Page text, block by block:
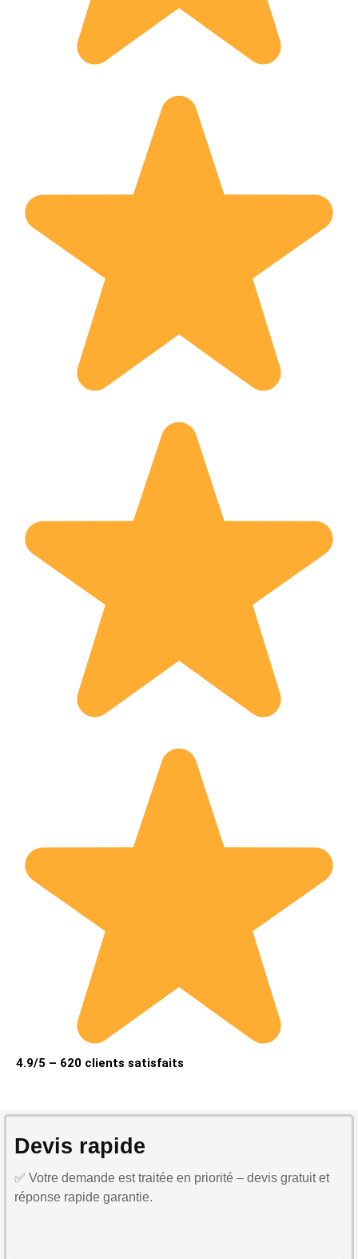
4.9/5 – 620 clients satisfaits
Devis rapide
✅ Votre demande est traitée en priorité – devis gratuit et
réponse rapide garantie.